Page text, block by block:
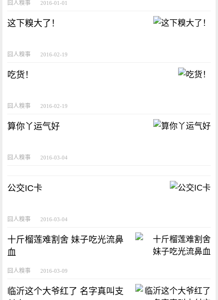
囧人糗事 2016-01-01
这下糗大了！
囧人糗事 2016-02-19
吃货！
囧人糗事 2016-02-19
算你丫运气好
囧人糗事 2016-03-04
公交IC卡
囧人糗事 2016-03-04
十斤榴莲难割舍 妹子吃光流鼻
血
囧人糗事 2016-03-09
临沂这个大爷红了 名字真叫支